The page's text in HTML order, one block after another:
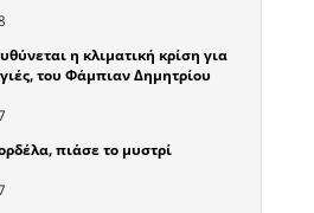
η κλιματική κρίση για
του Φάμπιαν Δημητρίου
πιάσε το μυστρί